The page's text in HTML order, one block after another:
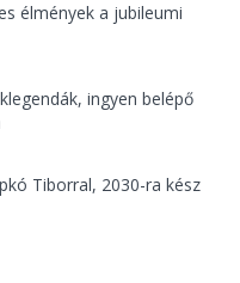
élmények a jubileumi
ingyen belépő
Tiborral, 2030-ra kész